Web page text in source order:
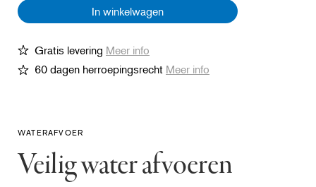
In winkelwagen
Gratis levering Meer info
60 dagen herroepingsrecht Meer info
WATERAFVOER
Veilig water afvoeren